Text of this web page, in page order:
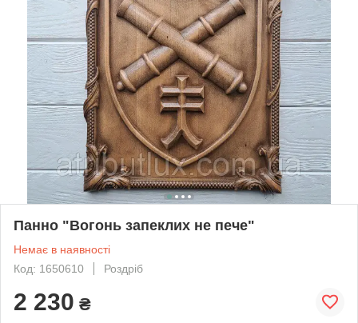
Панно "Вогонь запеклих не пече"
Немає в наявності
Код: 1650610
Роздріб
2 230 ₴